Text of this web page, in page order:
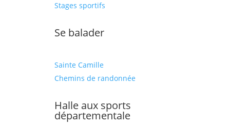
Stages sportifs
Se balader
Sainte Camille
Chemins de randonnée
Halle aux sports
départementale